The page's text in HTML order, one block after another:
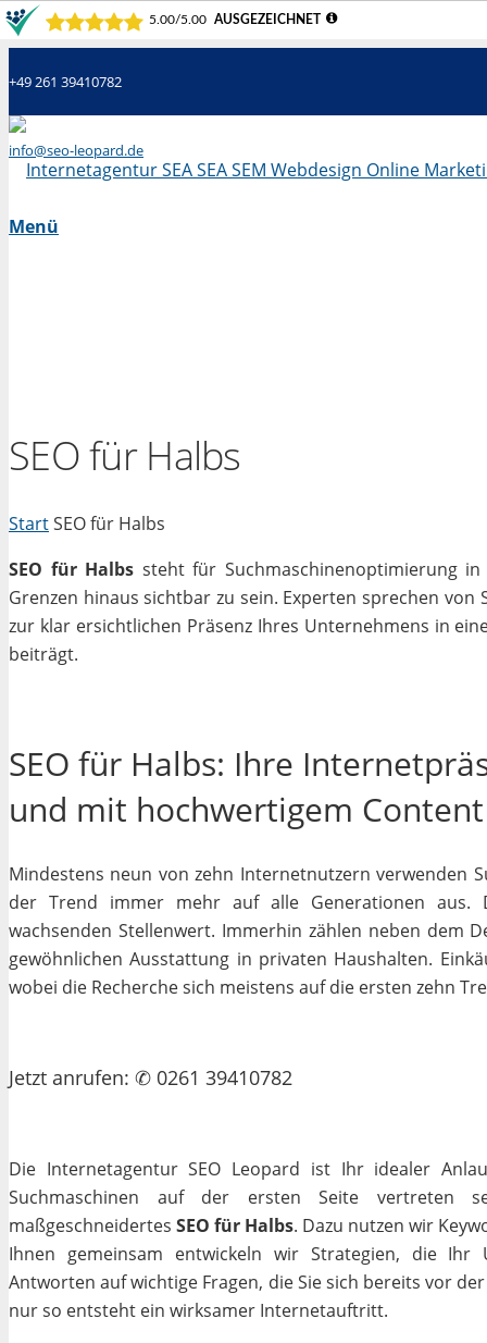
+49 261 39410782
info@seo-leopard.de
Menü
SEO für Halbs
StartSEO für Halbs
SEO für Halbs steht für Suchmaschinenoptimierung
Grenzen hinaus sichtbar zu sein. Experten sprechen von
zur klar ersichtlichen Präsenz Ihres Unternehmens in
beiträgt.
SEO für Halbs: Ihre
und mit hochwertigem Content
Mindestens neun von zehn Internetnutzern verwenden
der Trend immer mehr auf alle Generationen aus.
wachsenden Stellenwert. Immerhin zählen neben dem
gewöhnlichen Ausstattung in privaten Haushalten.
wobei die Recherche sich meistens auf die ersten zehn
Jetzt anrufen: ✆ 0261 39410782
Die Internetagentur SEO Leopard ist Ihr idealer
Suchmaschinen auf der ersten Seite vertreten
maßgeschneidertes SEO für Halbs. Dazu nutzen wir
Ihnen gemeinsam entwickeln wir Strategien, die
Antworten auf wichtige Fragen, die Sie sich bereits vor
nur so entsteht ein wirksamer Internetauftritt.